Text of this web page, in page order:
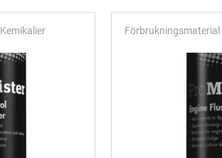
Kemikalier Förbrukningsmaterial